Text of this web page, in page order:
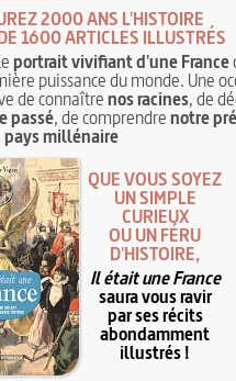
2000 ANS L'HISTOIRE
1600 ARTICLES ILLUSTRÉS
portrait vivifiant d'une France
puissance du monde. Une
de connaîtrenos racines, de
passé, de comprendrenotre
millénaire
QUE VOUS SOYEZ
UN SIMPLE
CURIEUX
OU UN FÉRU
D'HISTOIRE,
Il était une France
saura vous ravir
par ses récits
abondamment
illustrés !